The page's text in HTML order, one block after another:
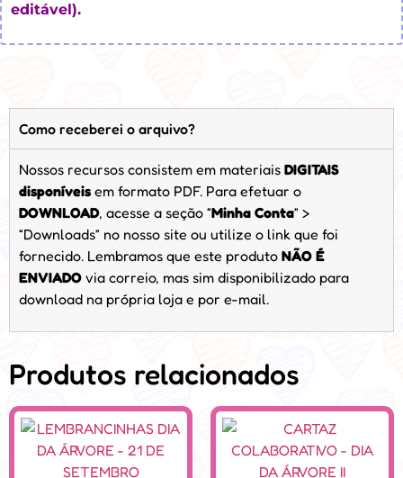
editável).
Como receberei o arquivo?
Nossos recursos consistem em materiais DIGITAIS
disponíveis em formato PDF. Para efetuar o
DOWNLOAD, acesse a seção “Minha Conta” >
“Downloads” no nosso site ou utilize o link que foi
fornecido. Lembramos que este produto NÃO É
ENVIADO via correio, mas sim disponibilizado para
download na própria loja e por e-mail.
Produtos relacionados